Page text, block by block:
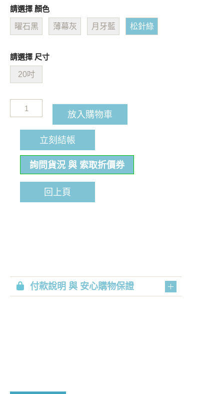
請選擇 顏色
曜石黑 薄幕灰 月牙藍 松針綠
請選擇 尺寸
20吋
放入購物車
立刻結帳
詢問貨況 與 索取折價券
回上頁
付款說明 與 安心購物保證